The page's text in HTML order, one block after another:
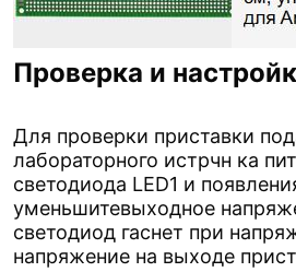
Проверка и
Для проверки приставки
лабораторного истрчн ка
светодиода LED1 и
уменьшитевыходное
светодиод гаснет при
напряжение на выходе